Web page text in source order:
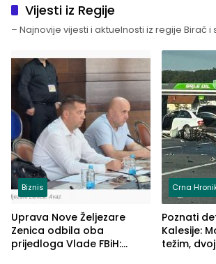
Vijesti iz Regije
– Najnovije vijesti i aktuelnosti iz regije Birač i
Biznis
Uprava Nove Željezare
Zenica odbila oba
prijedloga Vlade FBiH:
Crna
Poznati
Kalesije:
težim,